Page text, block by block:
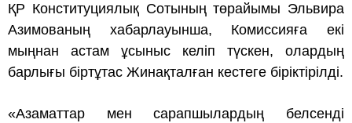
ҚР Конституциялық Сотының төрайымы Эльвира
Азимованың хабарлауынша, Комиссияға екі
мыңнан астам ұсыныс келіп түскен, олардың
барлығы біртұтас Жинақталған кестеге біріктірілді.
«Азаматтар мен сарапшылардың белсенді